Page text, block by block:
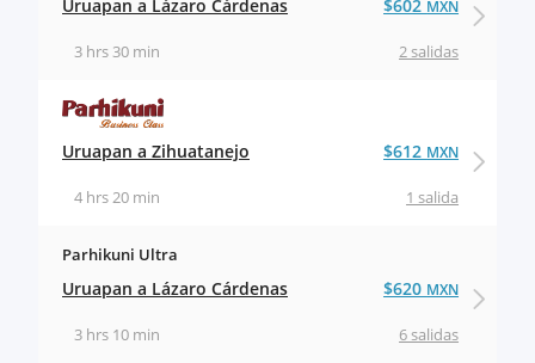
Uruapan a Lázaro Cárdenas
2 salidas
3 hrs 30 min
$602 MXN
Uruapan a Zihuatanejo
1 salida
4 hrs 20 min
$612 MXN
Parhikuni Ultra
Uruapan a Lázaro Cárdenas
6 salidas
3 hrs 10 min
$620 MXN